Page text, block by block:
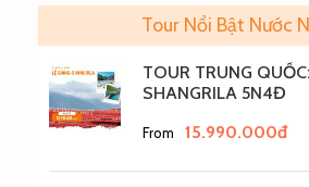
Tour Nổi Bật Nước
TOUR TRUNG
SHANGRILA 5N4Đ
From 15.990.000đ